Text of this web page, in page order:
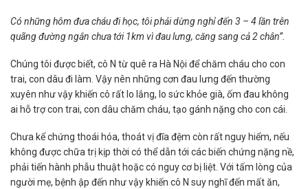
Có những hôm đưa cháu đi học, tôi phải dừng nghỉ đến 3 – 4 lần trên
quãng đường ngắn chưa tới 1km vì đau lưng, căng sang cả 2 chân”.
Chúng tôi được biết, cô N từ quê ra Hà Nội để chăm cháu cho con
trai, con dâu đi làm. Vậy nên những cơn đau lưng đến thường
xuyên như vậy khiến cô rất lo lắng, lo sức khỏe già, ốm đau không
ai hỗ trợ con trai, con dâu chăm cháu, tạo gánh nặng cho con cái.
Chưa kể chứng thoái hóa, thoát vị đĩa đệm còn rất nguy hiểm, nếu
không được chữa trị kịp thời có thể dẫn tới các biến chứng nặng nề,
phải tiến hành phẫu thuật hoặc có nguy cơ bị liệt. Với tấm lòng của
người mẹ, bệnh ập đến như vậy khiến cô N suy nghĩ đến mất ăn,